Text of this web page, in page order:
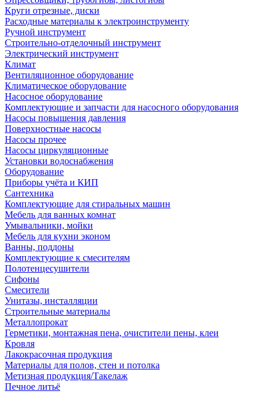
Круги отрезные, диски
Расходные материалы к электроинструменту
Ручной инструмент
Строительно-отделочный инструмент
Электрический инструмент
Климат
Вентиляционное оборудование
Климатическое оборудование
Насосное оборудование
Комплектующие и запчасти для насосного оборудования
Насосы повышения давления
Поверхностные насосы
Насосы прочее
Насосы циркуляционные
Установки водоснабжения
Оборудование
Приборы учёта и КИП
Сантехника
Комплектующие для стиральных машин
Мебель для ванных комнат
Умывальники, мойки
Мебель для кухни эконом
Ванны, поддоны
Комплектующие к смесителям
Полотенцесушители
Сифоны
Смесители
Унитазы, инсталляции
Строительные материалы
Металлопрокат
Герметики, монтажная пена, очистители пены, клеи
Кровля
Лакокрасочная продукция
Материалы для полов, стен и потолка
Метизная продукция/Такелаж
Печное литьё